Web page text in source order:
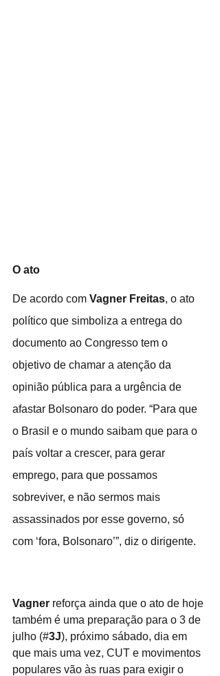
O ato
De acordo com Vagner Freitas, o ato
político que simboliza a entrega do
documento ao Congresso tem o
objetivo de chamar a atenção da
opinião pública para a urgência de
afastar Bolsonaro do poder. “Para que
o Brasil e o mundo saibam que para o
país voltar a crescer, para gerar
emprego, para que possamos
sobreviver, e não sermos mais
assassinados por esse governo, só
com ‘fora, Bolsonaro’”, diz o dirigente.
Vagner reforça ainda que o ato de hoje
também é uma preparação para o 3 de
julho (#3J), próximo sábado, dia em
que mais uma vez, CUT e movimentos
populares vão às ruas para exigir o